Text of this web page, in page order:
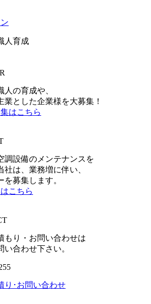
人育成
人の育成や、
業とした企業様を大募集！
はこちら
調設備のメンテナンスを
社は、業務増に伴い、
を募集します。
こちら
もり・お問い合わせは
い合わせ下さい。
り･お問い合わせ